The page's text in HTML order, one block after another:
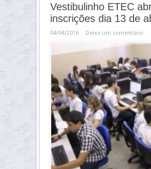
Vestibulinho ETEC
inscrições dia 13 de
04/04/2016 Deixe um comentário